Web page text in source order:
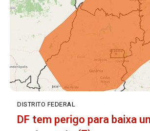
DISTRITO FEDERAL
DF tem perigo para baixa